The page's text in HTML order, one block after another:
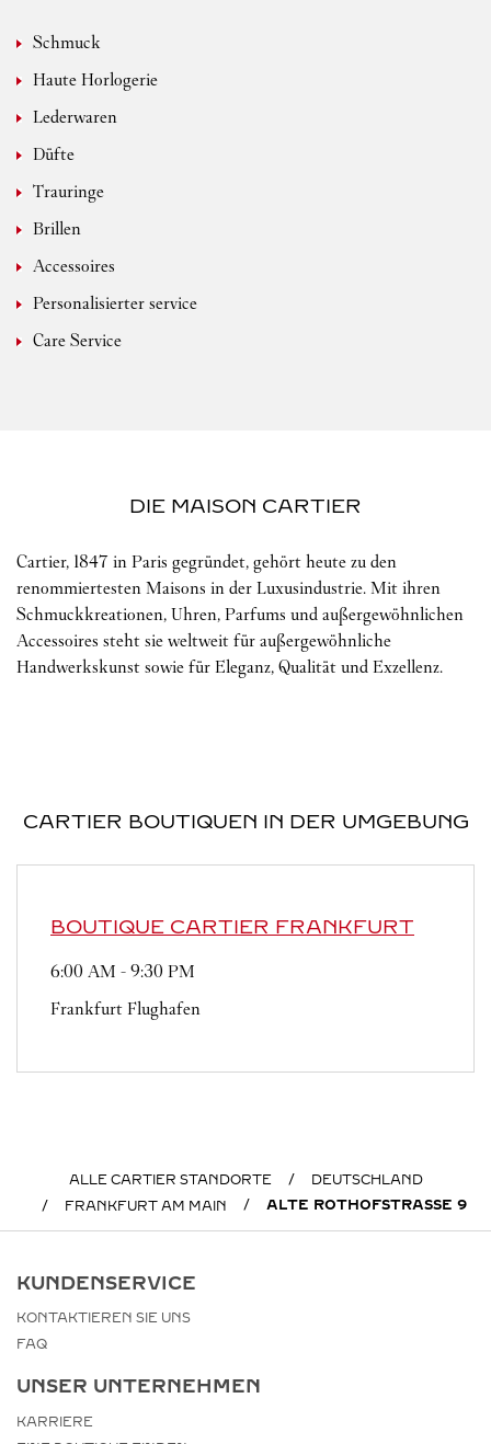
Schmuck
Haute Horlogerie
Lederwaren
Düfte
Trauringe
Brillen
Accessoires
Personalisierter service
Care Service
DIE MAISON CARTIER
Cartier, 1847 in Paris gegründet, gehört heute zu den
renommiertesten Maisons in der Luxusindustrie. Mit ihren
Schmuckkreationen, Uhren, Parfums und außergewöhnlichen
Accessoires steht sie weltweit für außergewöhnliche
Handwerkskunst sowie für Eleganz, Qualität und Exzellenz.
CARTIER BOUTIQUEN IN DER UMGEBUNG
BOUTIQUE CARTIER FRANKFURT
6:00 AM - 9:30 PM
Frankfurt Flughafen
ALLE CARTIER STANDORTE
DEUTSCHLAND
FRANKFURT AM MAIN
ALTE ROTHOFSTRASSE 9
KUNDENSERVICE
KONTAKTIEREN SIE UNS
FAQ
UNSER UNTERNEHMEN
KARRIERE